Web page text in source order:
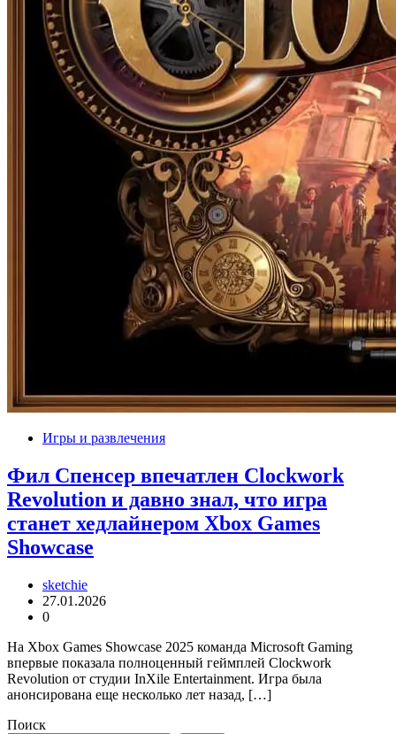
Игры и развлечения
Фил Спенсер впечатлен Clockwork
Revolution и давно знал, что игра
станет хедлайнером Xbox Games
Showcase
sketchie
27.01.2026
0
На Xbox Games Showcase 2025 команда Microsoft Gaming
впервые показала полноценный геймплей Clockwork
Revolution от студии InXile Entertainment. Игра была
анонсирована еще несколько лет назад, […]
Поиск